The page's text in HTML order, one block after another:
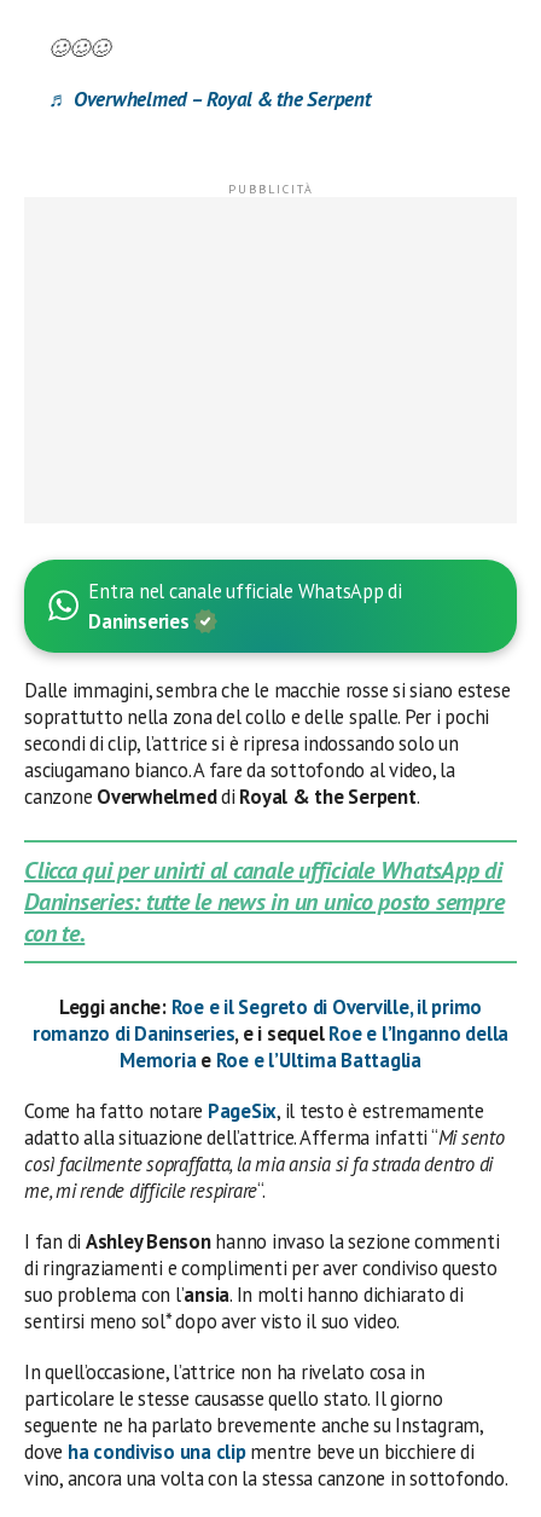
🥴🥴🥴
♬ Overwhelmed – Royal & the Serpent
Entra nel canale ufficiale WhatsApp di
Daninseries
Dalle immagini, sembra che le macchie rosse si siano estese
soprattutto nella zona del collo e delle spalle. Per i pochi
secondi di clip, l’attrice si è ripresa indossando solo un
asciugamano bianco. A fare da sottofondo al video, la
canzone Overwhelmeddi Royal & the Serpent.
Clicca qui per unirti al canale ufficiale WhatsApp di
Daninseries: tutte le news in un unico posto sempre
con te.
Leggi anche: Roe e il Segreto di Overville, il primo
romanzo di Daninseries, e i sequelRoe e l’Inganno della
Memoriae Roe e l’Ultima Battaglia
Come ha fatto notare PageSix, il testo è estremamente
adatto alla situazione dell’attrice. Afferma infatti “Mi sento
così facilmente sopraffatta, la mia ansia si fa strada dentro di
me, mi rende difficile respirare“.
I fan di Ashley Bensonhanno invaso la sezione commenti
di ringraziamenti e complimenti per aver condiviso questo
suo problema con l’ansia. In molti hanno dichiarato di
sentirsi meno sol* dopo aver visto il suo video.
In quell’occasione, l’attrice non ha rivelato cosa in
particolare le stesse causasse quello stato. Il giorno
seguente ne ha parlato brevemente anche su Instagram,
dove ha condiviso una clipmentre beve un bicchiere di
vino, ancora una volta con la stessa canzone in sottofondo.